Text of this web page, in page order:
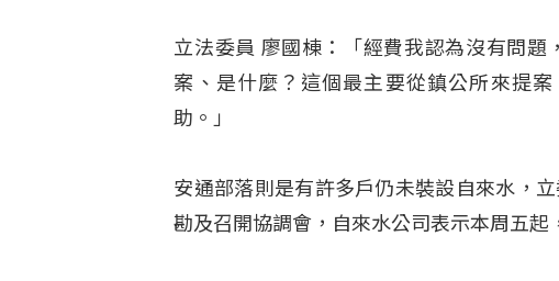
立法委員 廖國棟：「經費我認為沒有問
案、是什麼？這個最主要從鎮公所來提
助。」
安通部落則是有許多戶仍未裝設自來水，
勘及召開協調會，自來水公司表示本周五